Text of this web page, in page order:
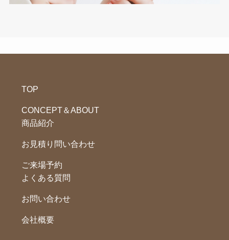
TOP
CONCEPT＆ABOUT
商品紹介
お見積り問い合わせ
ご来場予約
よくある質問
お問い合わせ
会社概要